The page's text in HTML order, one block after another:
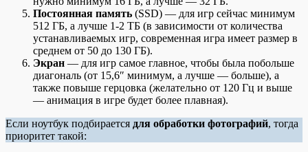
Постоянная память (SSD) — для игр сейчас минимум
512 ГБ, а лучше 1-2 ТБ (в зависимости от количества
устанавливаемых игр, современная игра имеет размер в
среднем от 50 до 130 ГБ).
Экран — для игр самое главное, чтобы была побольше
диагональ (от 15,6″ минимум, а лучше — больше), а
также повыше герцовка (желательно от 120 Гц и выше
— анимация в игре будет более плавная).
Если ноутбук подбирается для обработки фотографий, тогда
приоритет такой: